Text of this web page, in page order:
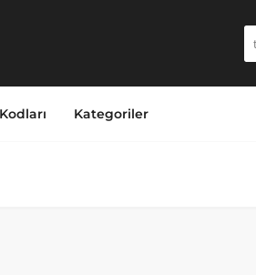
Kategoriler